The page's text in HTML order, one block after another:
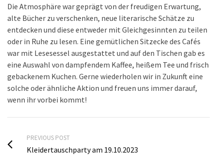
Die Atmosphäre war geprägt von der freudigen Erwartung,
alte Bücher zu verschenken, neue literarische Schätze zu
entdecken und diese entweder mit Gleichgesinnten zu teilen
oder in Ruhe zu lesen. Eine gemütlichen Sitzecke des Cafés
war mit Lesesessel ausgestattet und auf den Tischen gab es
eine Auswahl von dampfendem Kaffee, heißem Tee und frisch
gebackenem Kuchen. Gerne wiederholen wir in Zukunft eine
solche oder ähnliche Aktion und freuen uns immer darauf,
wenn ihr vorbei kommt!
PREVIOUS POST
Kleidertauschparty am 19.10.2023